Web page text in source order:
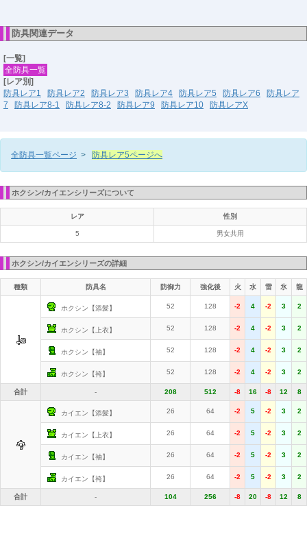
防具関連データ
[一覧]
全防具一覧
[レア別]
防具レア1
防具レア2 防具レア3 防具レア4 防具レア5 防具レア6
防具レア
7
防具レア8-1 防具レア8-2 防具レア9 防具レア10 防具レアX
全防具一覧ページ > 防具レア5ページへ
ホクシン/カイエンシリーズについて
レア 性別
5 男女共用
ホクシン/カイエンシリーズの詳細
種類 防具名 防御力 強化後 火 水 雷 氷 龍
ホクシン【添髪】 52 128 -2 4 -2 3 2
ホクシン【上衣】 52 128 -2 4 -2 3 2
ホクシン【袖】 52 128 -2 4 -2 3 2
ホクシン【袴】 52 128 -2 4 -2 3 2
合計 - 208 512 -8 16 -8 12 8
カイエン【添髪】 26 64 -2 5 -2 3 2
カイエン【上衣】 26 64 -2 5 -2 3 2
カイエン【袖】 26 64 -2 5 -2 3 2
カイエン【袴】 26 64 -2 5 -2 3 2
合計 - 104 256 -8 20 -8 12 8